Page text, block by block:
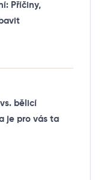
Příčiny,
bělicí
je pro vás ta